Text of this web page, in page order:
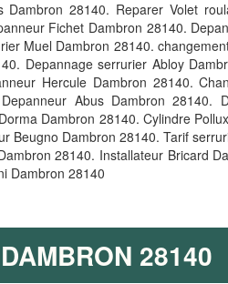
28140. Reparer Volet
Fichet Dambron 28140.
Muel Dambron 28140.
Depannage serrurier Abloy
Hercule Dambron 28140.
Abus Dambron 28140.
Dambron 28140. Cylindre
Beugno Dambron 28140. Tarif
28140. Installateur Bricard
Dambron 28140
28140